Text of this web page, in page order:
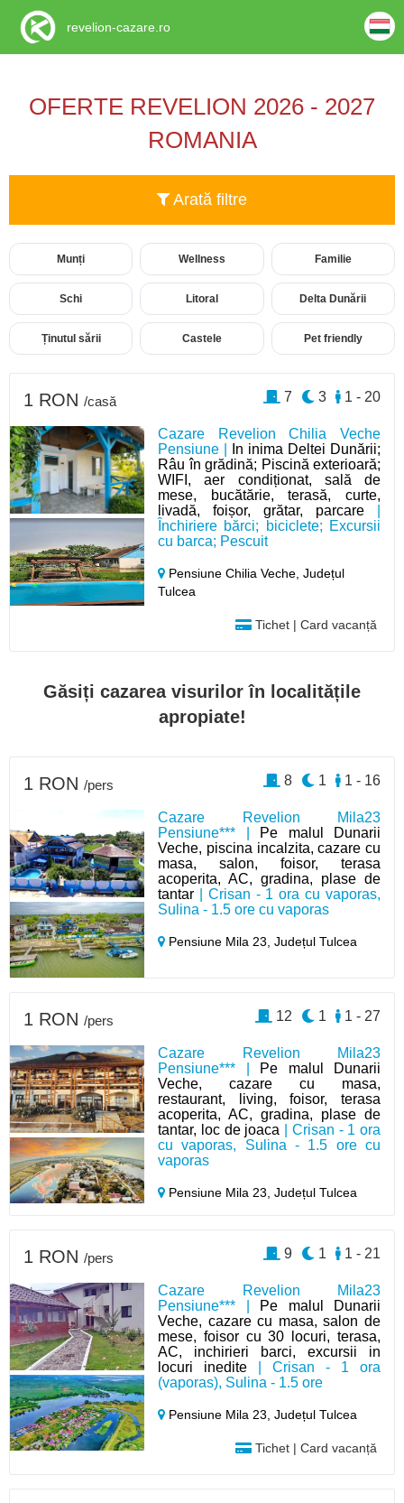
OFERTE REVELION 2026 - 2027
ROMANIA
Arată filtre
Munți Wellness Familie
Schi Litoral Delta Dunării
Ținutul sării Castele Pet friendly
Cazare Revelion Chilia Veche
Pensiune |
In inima Deltei Dunării;
Râu în grădină; Piscină exterioară;
WIFI, aer condiționat, sală de
mese, bucătărie, terasă, curte,
livadă, foișor, grătar, parcare
Închiriere bărci; biciclete; Excursii
cu barca; Pescuit
Pensiune Chilia Veche,Județul
Tulcea
Tichet | Card vacanță
1 RON /casă 1 - 20
3
7
Găsiți cazarea visurilor în localitățile
apropiate!
Cazare Revelion Mila23
Pensiune*** |
Pe malul Dunarii
Veche, piscina incalzita, cazare cu
masa, salon, foisor, terasa
acoperita, AC, gradina, plase de
tantar | Crisan - 1 ora cu vaporas,
Sulina - 1.5 ore cu vaporas
Pensiune Mila 23,Județul Tulcea
1 RON /pers 1 - 16
1
8
Cazare Revelion Mila23
Pensiune*** |
Pe malul Dunarii
Veche, cazare cu masa,
restaurant, living, foisor, terasa
acoperita, AC, gradina, plase de
tantar, loc de joaca | Crisan - 1 ora
cu vaporas, Sulina - 1.5 ore cu
vaporas
Pensiune Mila 23,Județul Tulcea
1 RON /pers 1 - 27
1
12
Cazare Revelion Mila23
Pensiune*** |
Pe malul Dunarii
Veche, cazare cu masa, salon de
mese, foisor cu 30 locuri, terasa,
AC, inchirieri barci, excursii in
locuri inedite | Crisan - 1 ora
(vaporas), Sulina - 1.5 ore
Pensiune Mila 23,Județul Tulcea
Tichet | Card vacanță
1 RON /pers 1 - 21
1
9
revelion-cazare.ro